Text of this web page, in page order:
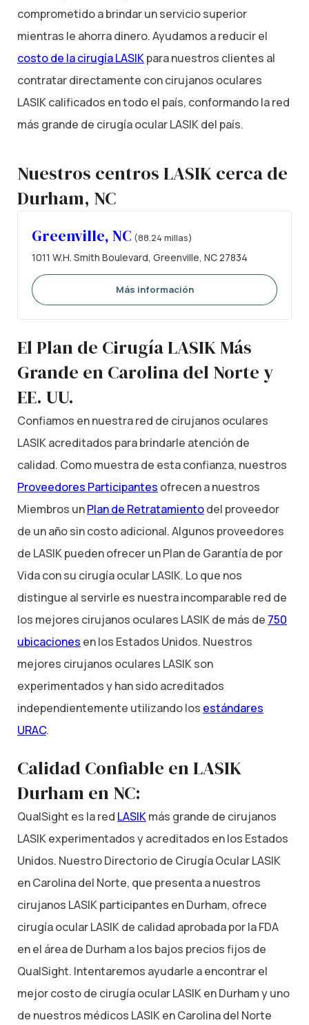
comprometido a brindar un servicio superior
mientras le ahorra dinero. Ayudamos a reducir el
costo de la cirugía LASIKpara nuestros clientes al
contratar directamente con cirujanos oculares
LASIK calificados en todo el país, conformando la red
más grande de cirugía ocular LASIK del país.
Nuestros centros LASIK cerca de
Durham, NC
Greenville, NC (88.24 millas)
1011 W.H. Smith Boulevard, Greenville, NC 27834
Más información
El Plan de Cirugía LASIK Más
Grande en Carolina del Norte y
EE. UU.
Confiamos en nuestra red de cirujanos oculares
LASIK acreditados para brindarle atención de
calidad. Como muestra de esta confianza, nuestros
Proveedores Participantes ofrecen a nuestros
Miembros unPlan de Retratamientodel proveedor
de un año sin costo adicional. Algunos proveedores
de LASIK pueden ofrecer un Plan de Garantía de por
Vida con su cirugía ocular LASIK. Lo que nos
distingue al servirle es nuestra incomparable red de
los mejores cirujanos oculares LASIK de más de 750
ubicaciones en los Estados Unidos. Nuestros
mejores cirujanos oculares LASIK son
experimentados y han sido acreditados
independientemente utilizando los estándares
URAC.
Calidad Confiable en LASIK
Durham en NC:
QualSight es la red LASIKmás grande de cirujanos
LASIK experimentados y acreditados en los Estados
Unidos. Nuestro Directorio de Cirugía Ocular LASIK
en Carolina del Norte, que presenta a nuestros
cirujanos LASIK participantes en Durham, ofrece
cirugía ocular LASIK de calidad aprobada por la FDA
en el área de Durham a los bajos precios fijos de
QualSight. Intentaremos ayudarle a encontrar el
mejor costo de cirugía ocular LASIK en Durham y uno
de nuestros médicos LASIK en Carolina del Norte